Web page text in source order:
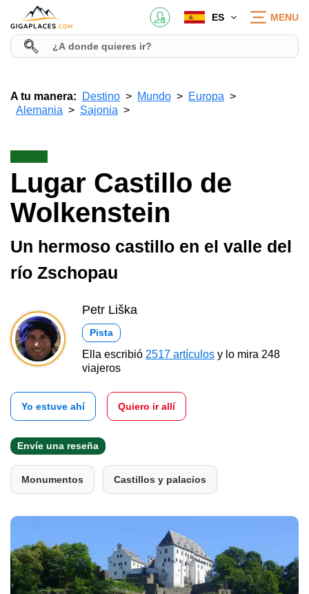
ES MENU
A tu manera: Destino Mundo
Europa
Alemania
Sajonia
Lugar Castillo de
Wolkenstein
Un hermoso castillo en el valle del
río Zschopau
Petr Liška
Pista
Ella escribió 2517 artículos y lo mira 248
viajeros
Yo estuve ahí Quiero ir allí
Envíe una reseña
Monumentos Castillos y palacios